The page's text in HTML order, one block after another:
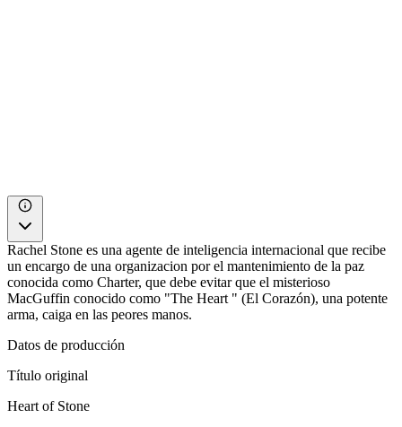
Rachel Stone es una agente de inteligencia internacional que recibe
un encargo de una organizacion por el mantenimiento de la paz
conocida como Charter, que debe evitar que el misterioso
MacGuffin conocido como "The Heart " (El Corazón), una potente
arma, caiga en las peores manos.
Datos de producción
Título original
Heart of Stone